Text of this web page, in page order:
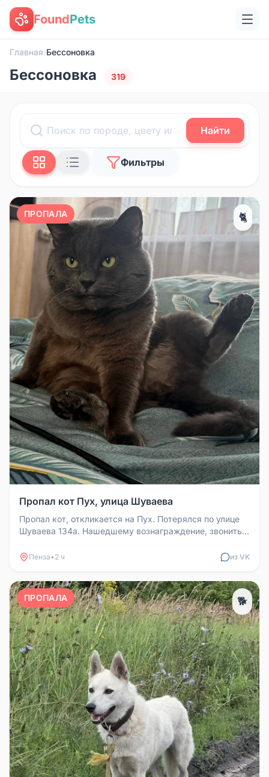
FoundPets
Главная›Бессоновка
Бессоновка 319
Найти
Фильтры
ПРОПАЛА 🐈
Пропал кот Пух, улица Шуваева
Пропал кот, откликается на Пух. Потерялся по улице
Шуваева 134а. Нашедшему вознаграждение, звонить
Пенза• 2 ч из VK
ПРОПАЛА 🐕